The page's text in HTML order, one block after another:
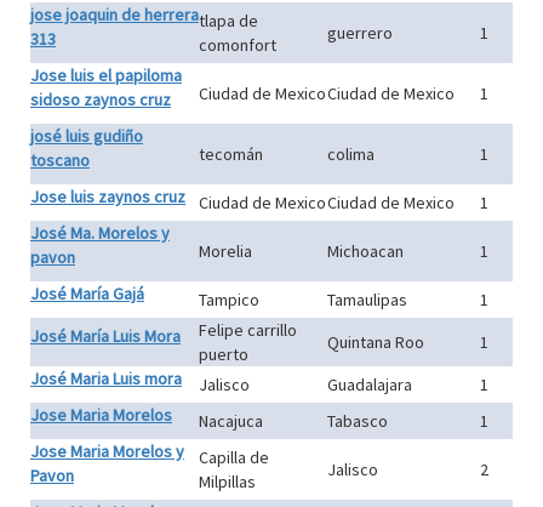
jose joaquin de herrera
313
tlapa de
comonfort
guerrero
1
Jose luis el papiloma
sidoso zaynos cruz
Ciudad de MexicoCiudad de Mexico
1
josé luis gudiño
toscano
tecomán colima
1
Jose luis zaynos cruz
Ciudad de MexicoCiudad de Mexico
1
José Ma. Morelos y
pavon
Morelia Michoacan
1
José María Gajá
Tampico Tamaulipas
1
José María Luis Mora
Felipe carrillo
puerto
Quintana Roo
1
José Maria Luis mora
Jalisco Guadalajara
1
Jose Maria Morelos
Nacajuca Tabasco
1
Jose Maria Morelos y
Pavon
Capilla de
Milpillas
Jalisco
2